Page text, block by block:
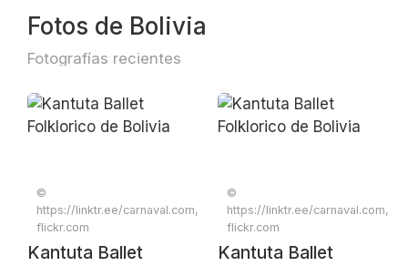
Fotos de Bolivia
Fotografías recientes
©
https://linktr.ee/carnaval.com,
flickr.com
Kantuta Ballet
©
https://linktr.ee/carnaval.com,
flickr.com
Kantuta Ballet